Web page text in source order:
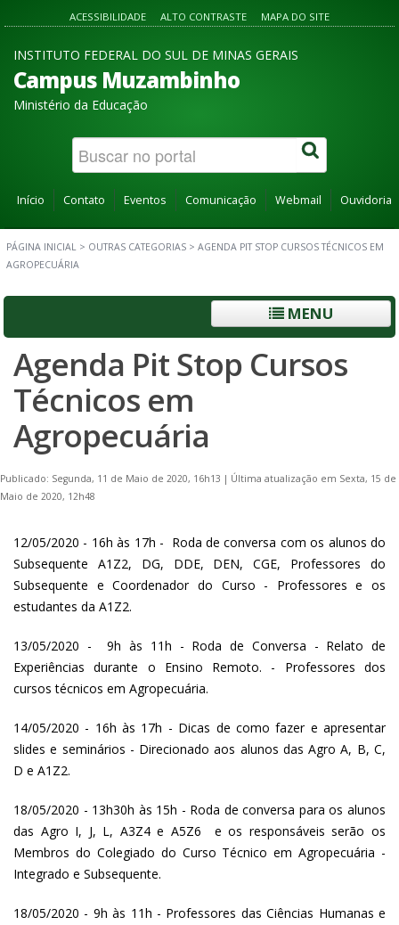
ACESSIBILIDADE ALTO CONTRASTE MAPA DO SITE
INSTITUTO FEDERAL DO SUL DE MINAS GERAIS
Campus Muzambinho
Ministério da Educação
Início Contato Eventos Comunicação Webmail Ouvidoria
PÁGINA INICIAL > OUTRAS CATEGORIAS > AGENDA PIT STOP CURSOS TÉCNICOS EM
AGROPECUÁRIA
MENU
Agenda Pit Stop Cursos
Técnicos em
Agropecuária
Publicado: Segunda, 11 de Maio de 2020, 16h13 | Última atualização em Sexta, 15 de
Maio de 2020, 12h48
12/05/2020 - 16h às 17h - Roda de conversa com os alunos do
Subsequente A1Z2, DG, DDE, DEN, CGE, Professores do
Subsequente e Coordenador do Curso - Professores e os
estudantes da A1Z2.
13/05/2020 - 9h às 11h - Roda de Conversa - Relato de
Experiências durante o Ensino Remoto. - Professores dos
cursos técnicos em Agropecuária.
14/05/2020 - 16h às 17h - Dicas de como fazer e apresentar
slides e seminários - Direcionado aos alunos das Agro A, B, C,
D e A1Z2.
18/05/2020 - 13h30h às 15h - Roda de conversa para os alunos
das Agro I, J, L, A3Z4 e A5Z6 e os responsáveis serão os
Membros do Colegiado do Curso Técnico em Agropecuária -
Integrado e Subsequente.
18/05/2020 - 9h às 11h - Professores das Ciências Humanas e